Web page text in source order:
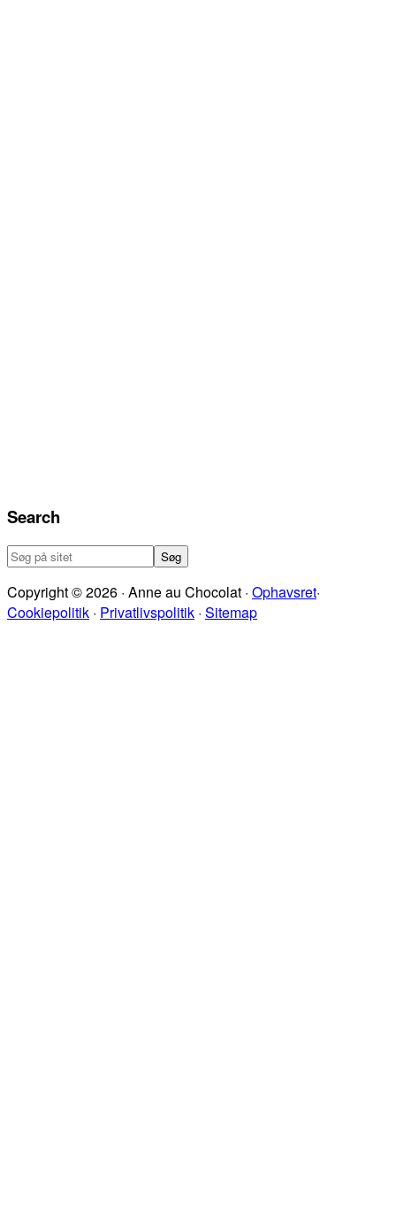
Search
Søg
sitet
Copyright © 2026 · Anne au Chocolat · Ophavsret·
Cookiepolitik · Privatlivspolitik · Sitemap